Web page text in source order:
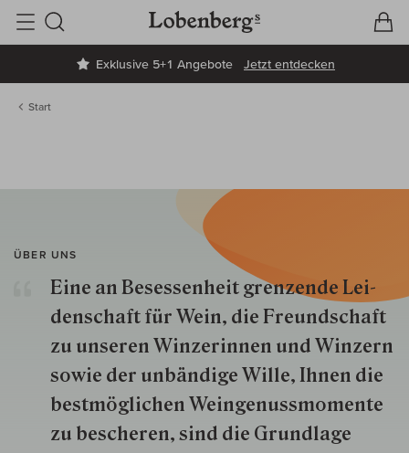
Exklusive 5+1 Angebote Jetzt entdecken
Suche
Start
ÜBER UNS
Eine an Besessenheit gren­zende Lei­
den­schaft für Wein, die Freund­schaft
zu unseren Win­zer­innen und Win­zern
so­wie der un­bän­dige Wille, Ihnen die
best­mög­lich­en Wein­genuss­momente
zu besche­ren, sind die Grund­lage